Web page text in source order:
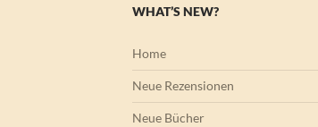
WHAT’S NEW?
Home
Neue Rezensionen
Neue Bücher